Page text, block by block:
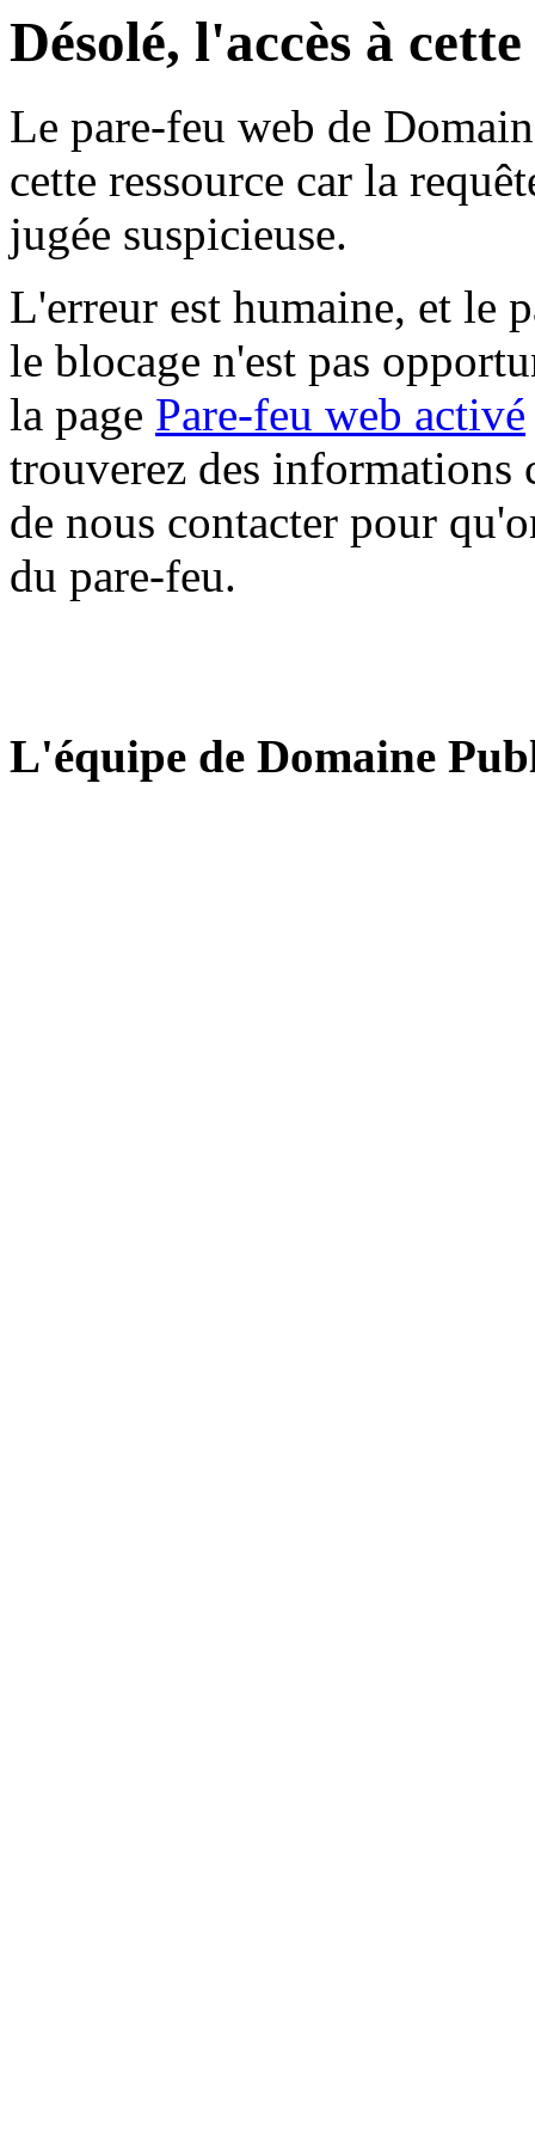
Désolé, l'accès à
Le pare-feu web de
cette ressource car la
jugée suspicieuse.
L'erreur est humaine, et le
le blocage n'est pas
la page Pare-feu web activé
trouverez des informations
de nous contacter pour
du pare-feu.
L'équipe de Domaine